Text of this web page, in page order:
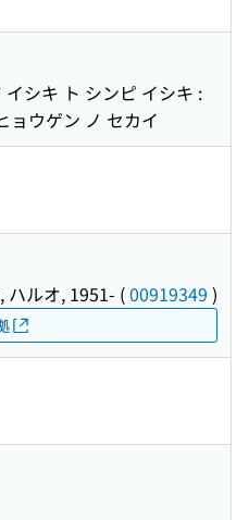
シキ ト シンピ イシキ :
ョウゲン ノ セカイ
ハルオ, 1951- (00919349 )